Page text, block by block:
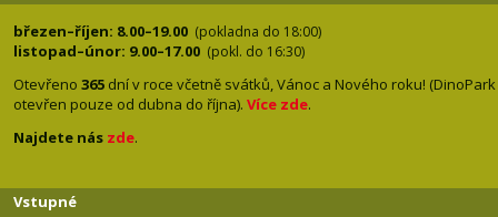
březen–říjen: 8.00–19.00 (pokladna do 18:00)
listopad–únor: 9.00–17.00 (pokl. do 16:30)
Otevřeno 365 dní v roce včetně svátků, Vánoc a Nového roku! (DinoPark
otevřen pouze od dubna do října). Více zde.
Najdete nás zde.
Vstupné